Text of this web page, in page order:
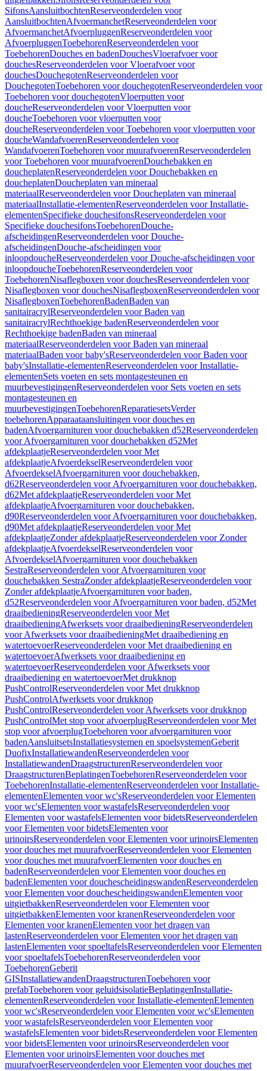
SifonsAansluitbochtenReserveonderdelen voor
AansluitbochtenAfvoermanchetReserveonderdelen voor
AfvoermanchetAfvoerpluggenReserveonderdelen voor
AfvoerpluggenToebehorenReserveonderdelen voor
ToebehorenDouches en badenDouchesVloerafvoer voor
douchesReserveonderdelen voor Vloerafvoer voor
douchesDouchegotenReserveonderdelen voor
DouchegotenToebehoren voor douchegotenReserveonderdelen voor
Toebehoren voor douchegotenVloerputten voor
doucheReserveonderdelen voor Vloerputten voor
doucheToebehoren voor vloerputten voor
doucheReserveonderdelen voor Toebehoren voor vloerputten voor
doucheWandafvoerenReserveonderdelen voor
WandafvoerenToebehoren voor muurafvoerenReserveonderdelen
voor Toebehoren voor muurafvoerenDouchebakken en
doucheplatenReserveonderdelen voor Douchebakken en
doucheplatenDoucheplaten van mineraal
materiaalReserveonderdelen voor Doucheplaten van mineraal
materiaalInstallatie-elementenReserveonderdelen voor Installatie-
elementenSpecifieke douchesifonsReserveonderdelen voor
Specifieke douchesifonsToebehorenDouche-
afscheidingenReserveonderdelen voor Douche-
afscheidingenDouche-afscheidingen voor
inloopdoucheReserveonderdelen voor Douche-afscheidingen voor
inloopdoucheToebehorenReserveonderdelen voor
ToebehorenNisaflegboxen voor douchesReserveonderdelen voor
Nisaflegboxen voor douchesNisaflegboxenReserveonderdelen voor
NisaflegboxenToebehorenBadenBaden van
sanitairacrylReserveonderdelen voor Baden van
sanitairacrylRechthoekige badenReserveonderdelen voor
Rechthoekige badenBaden van mineraal
materiaalReserveonderdelen voor Baden van mineraal
materiaalBaden voor baby'sReserveonderdelen voor Baden voor
baby'sInstallatie-elementenReserveonderdelen voor Installatie-
elementenSets voeten en sets montagesteunen en
muurbevestigingenReserveonderdelen voor Sets voeten en sets
montagesteunen en
muurbevestigingenToebehorenReparatiesetsVerder
toebehorenApparaataansluitingen voor douches en
badenAfvoergarnituren voor douchebakken d52Reserveonderdelen
voor Afvoergarnituren voor douchebakken d52Met
afdekplaatjeReserveonderdelen voor Met
afdekplaatjeAfvoerdekselReserveonderdelen voor
AfvoerdekselAfvoergarnituren voor douchebakken,
d62Reserveonderdelen voor Afvoergarnituren voor douchebakken,
d62Met afdekplaatjeReserveonderdelen voor Met
afdekplaatjeAfvoergarnituren voor douchebakken,
d90Reserveonderdelen voor Afvoergarnituren voor douchebakken,
d90Met afdekplaatjeReserveonderdelen voor Met
afdekplaatjeZonder afdekplaatjeReserveonderdelen voor Zonder
afdekplaatjeAfvoerdekselReserveonderdelen voor
AfvoerdekselAfvoergarnituren voor douchebakken
SestraReserveonderdelen voor Afvoergarnituren voor
douchebakken SestraZonder afdekplaatjeReserveonderdelen voor
Zonder afdekplaatjeAfvoergarnituren voor baden,
d52Reserveonderdelen voor Afvoergarnituren voor baden, d52Met
draaibedieningReserveonderdelen voor Met
draaibedieningAfwerksets voor draaibedieningReserveonderdelen
voor Afwerksets voor draaibedieningMet draaibediening en
watertoevoerReserveonderdelen voor Met draaibediening en
watertoevoerAfwerksets voor draaibediening en
watertoevoerReserveonderdelen voor Afwerksets voor
draaibediening en watertoevoerMet drukknop
PushControlReserveonderdelen voor Met drukknop
PushControlAfwerksets voor drukknop
PushControlReserveonderdelen voor Afwerksets voor drukknop
PushControlMet stop voor afvoerplugReserveonderdelen voor Met
stop voor afvoerplugToebehoren voor afvoergarnituren voor
badenAansluitsetsInstallatiesystemen en spoelsystemenGeberit
DuofixInstallatiewandenReserveonderdelen voor
InstallatiewandenDraagstructurenReserveonderdelen voor
DraagstructurenBeplatingenToebehorenReserveonderdelen voor
ToebehorenInstallatie-elementenReserveonderdelen voor Installatie-
elementenElementen voor wc'sReserveonderdelen voor Elementen
voor wc'sElementen voor wastafelsReserveonderdelen voor
Elementen voor wastafelsElementen voor bidetsReserveonderdelen
voor Elementen voor bidetsElementen voor
urinoirsReserveonderdelen voor Elementen voor urinoirsElementen
voor douches met muurafvoerReserveonderdelen voor Elementen
voor douches met muurafvoerElementen voor douches en
badenReserveonderdelen voor Elementen voor douches en
badenElementen voor douchescheidingswandenReserveonderdelen
voor Elementen voor douchescheidingswandenElementen voor
uitgietbakkenReserveonderdelen voor Elementen voor
uitgietbakkenElementen voor kranenReserveonderdelen voor
Elementen voor kranenElementen voor het dragen van
lastenReserveonderdelen voor Elementen voor het dragen van
lastenElementen voor spoeltafelsReserveonderdelen voor Elementen
voor spoeltafelsToebehorenReserveonderdelen voor
ToebehorenGeberit
GISInstallatiewandenDraagstructurenToebehoren voor
prefabToebehoren voor geluidsisolatieBeplatingenInstallatie-
elementenReserveonderdelen voor Installatie-elementenElementen
voor wc'sReserveonderdelen voor Elementen voor wc'sElementen
voor wastafelsReserveonderdelen voor Elementen voor
wastafelsElementen voor bidetsReserveonderdelen voor Elementen
voor bidetsElementen voor urinoirsReserveonderdelen voor
Elementen voor urinoirsElementen voor douches met
muurafvoerReserveonderdelen voor Elementen voor douches met